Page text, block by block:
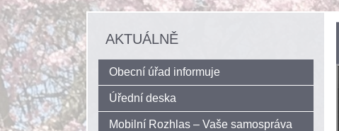
AKTUÁLNĚ
Obecní úřad informuje
Úřední deska
Mobilní Rozhlas – Vaše samospráva